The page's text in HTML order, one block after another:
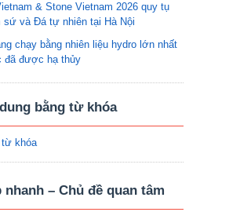
& Stone Vietnam 2026 quy tụ
sứ và Đá tự nhiên tại Hà Nội
chạy bằng nhiên liệu hydro lớn nhất
đã được hạ thủy
bằng từ khóa
khóa
nhanh – Chủ đề quan tâm